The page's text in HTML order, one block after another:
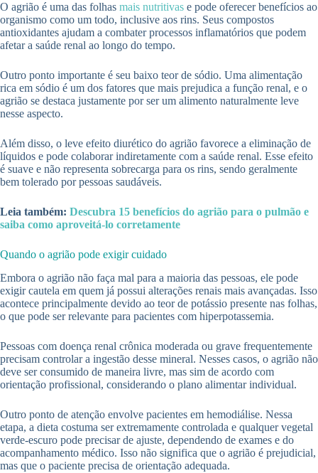
O agrião é uma das folhas mais nutritivas e pode oferecer benefícios ao
organismo como um todo, inclusive aos rins. Seus compostos
antioxidantes ajudam a combater processos inflamatórios que podem
afetar a saúde renal ao longo do tempo.
Outro ponto importante é seu baixo teor de sódio. Uma alimentação
rica em sódio é um dos fatores que mais prejudica a função renal, e o
agrião se destaca justamente por ser um alimento naturalmente leve
nesse aspecto.
Além disso, o leve efeito diurético do agrião favorece a eliminação de
líquidos e pode colaborar indiretamente com a saúde renal. Esse efeito
é suave e não representa sobrecarga para os rins, sendo geralmente
bem tolerado por pessoas saudáveis.
Leia também: Descubra 15 benefícios do agrião para o pulmão e
saiba como aproveitá-lo corretamente
Quando o agrião pode exigir cuidado
Embora o agrião não faça mal para a maioria das pessoas, ele pode
exigir cautela em quem já possui alterações renais mais avançadas. Isso
acontece principalmente devido ao teor de potássio presente nas folhas,
o que pode ser relevante para pacientes com hiperpotassemia.
Pessoas com doença renal crônica moderada ou grave frequentemente
precisam controlar a ingestão desse mineral. Nesses casos, o agrião não
deve ser consumido de maneira livre, mas sim de acordo com
orientação profissional, considerando o plano alimentar individual.
Outro ponto de atenção envolve pacientes em hemodiálise. Nessa
etapa, a dieta costuma ser extremamente controlada e qualquer vegetal
verde-escuro pode precisar de ajuste, dependendo de exames e do
acompanhamento médico. Isso não significa que o agrião é prejudicial,
mas que o paciente precisa de orientação adequada.